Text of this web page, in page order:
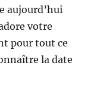
aujourd’hui
votre
pour tout ce
la date